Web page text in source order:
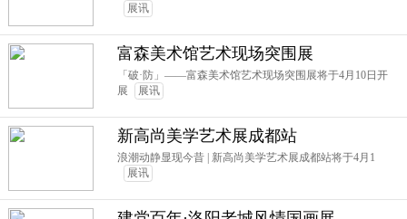
展讯
富森美术馆艺术现场突围展
「破·防」——富森美术馆艺术现场突围展将于4月10日开
展
展讯
新高尚美学艺术展成都站
浪潮动静显现今昔 | 新高尚美学艺术展成都站将于4月1
展讯